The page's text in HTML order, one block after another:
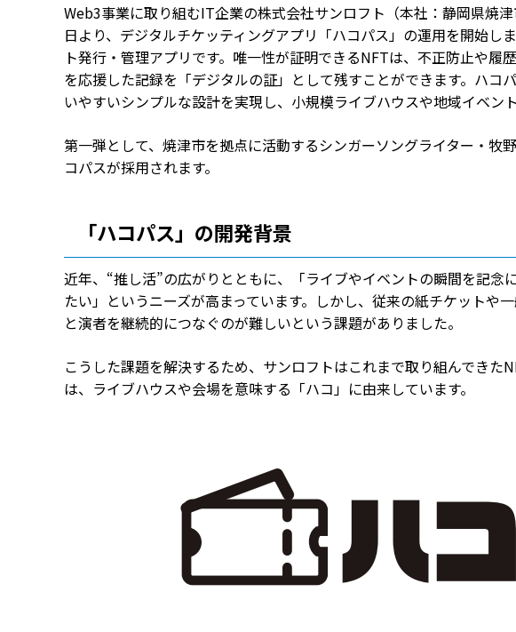
Web3事業に取り組むIT企業の株式会社サンロフト（本社：静岡県焼
日より、デジタルチケッティングアプリ「ハコパス」の運用を開始し
ト発行・管理アプリです。唯一性が証明できるNFTは、不正防止や履
を応援した記録を「デジタルの証」として残すことができます。ハコ
いやすいシンプルな設計を実現し、小規模ライブハウスや地域イベン
第一弾として、焼津市を拠点に活動するシンガーソングライター・牧
コパスが採用されます。
「ハコパス」の開発背景
近年、“推し活”の広がりとともに、「ライブやイベントの瞬間を記念
たい」というニーズが高まっています。しかし、従来の紙チケットや
と演者を継続的につなぐのが難しいという課題がありました。
こうした課題を解決するため、サンロフトはこれまで取り組んできた
は、ライブハウスや会場を意味する「ハコ」に由来しています。